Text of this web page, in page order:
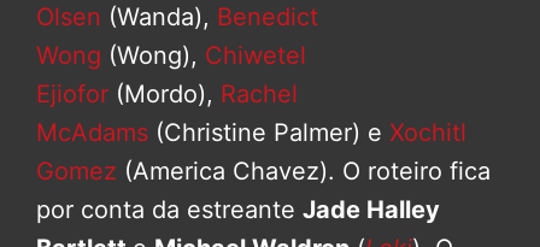
Olsen (Wanda), Benedict
Wong (Wong), Chiwetel
Ejiofor (Mordo), Rachel
McAdams (Christine Palmer) e Xochitl
Gomez (America Chavez). O roteiro fica
por conta da estreante Jade Halley